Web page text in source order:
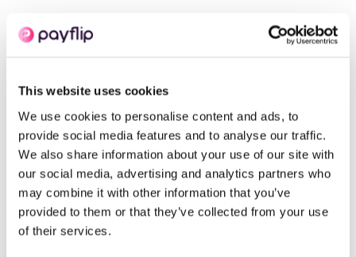
This website uses cookies
We use cookies to personalise content and ads, to
provide social media features and to analyse our traffic.
We also share information about your use of our site with
our social media, advertising and analytics partners who
may combine it with other information that you’ve
provided to them or that they’ve collected from your use
of their services.
Les membres de votre équipe ont le choix parmi toute une série de
moyens de transport durables, comme le vélo électrique, les
ou qui télétravaillent plus de la moitié du temps peuvent également
financer leur loyer ou leur prêt hypothécaire avec le budget mobilité.
Si le budget mobilité n'est pas entièrement dépensé dans le cadre des
deux premiers piliers, le montant restant peut être distribué en
espèces.